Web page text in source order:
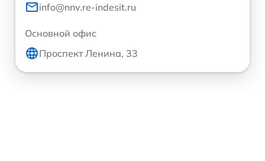
info@nnv.re-indesit.ru
Основной офис
Проспект Ленина, 33